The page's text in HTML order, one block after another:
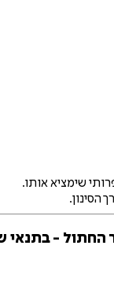
שימציא אותו.
הסינון.
החתול - בתנאי